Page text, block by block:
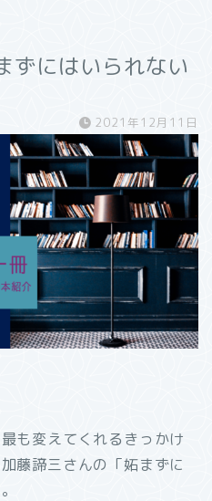
ずにはいられない
2021年12月11日
も変えてくれるきっかけ
藤諦三さんの「妬まずに